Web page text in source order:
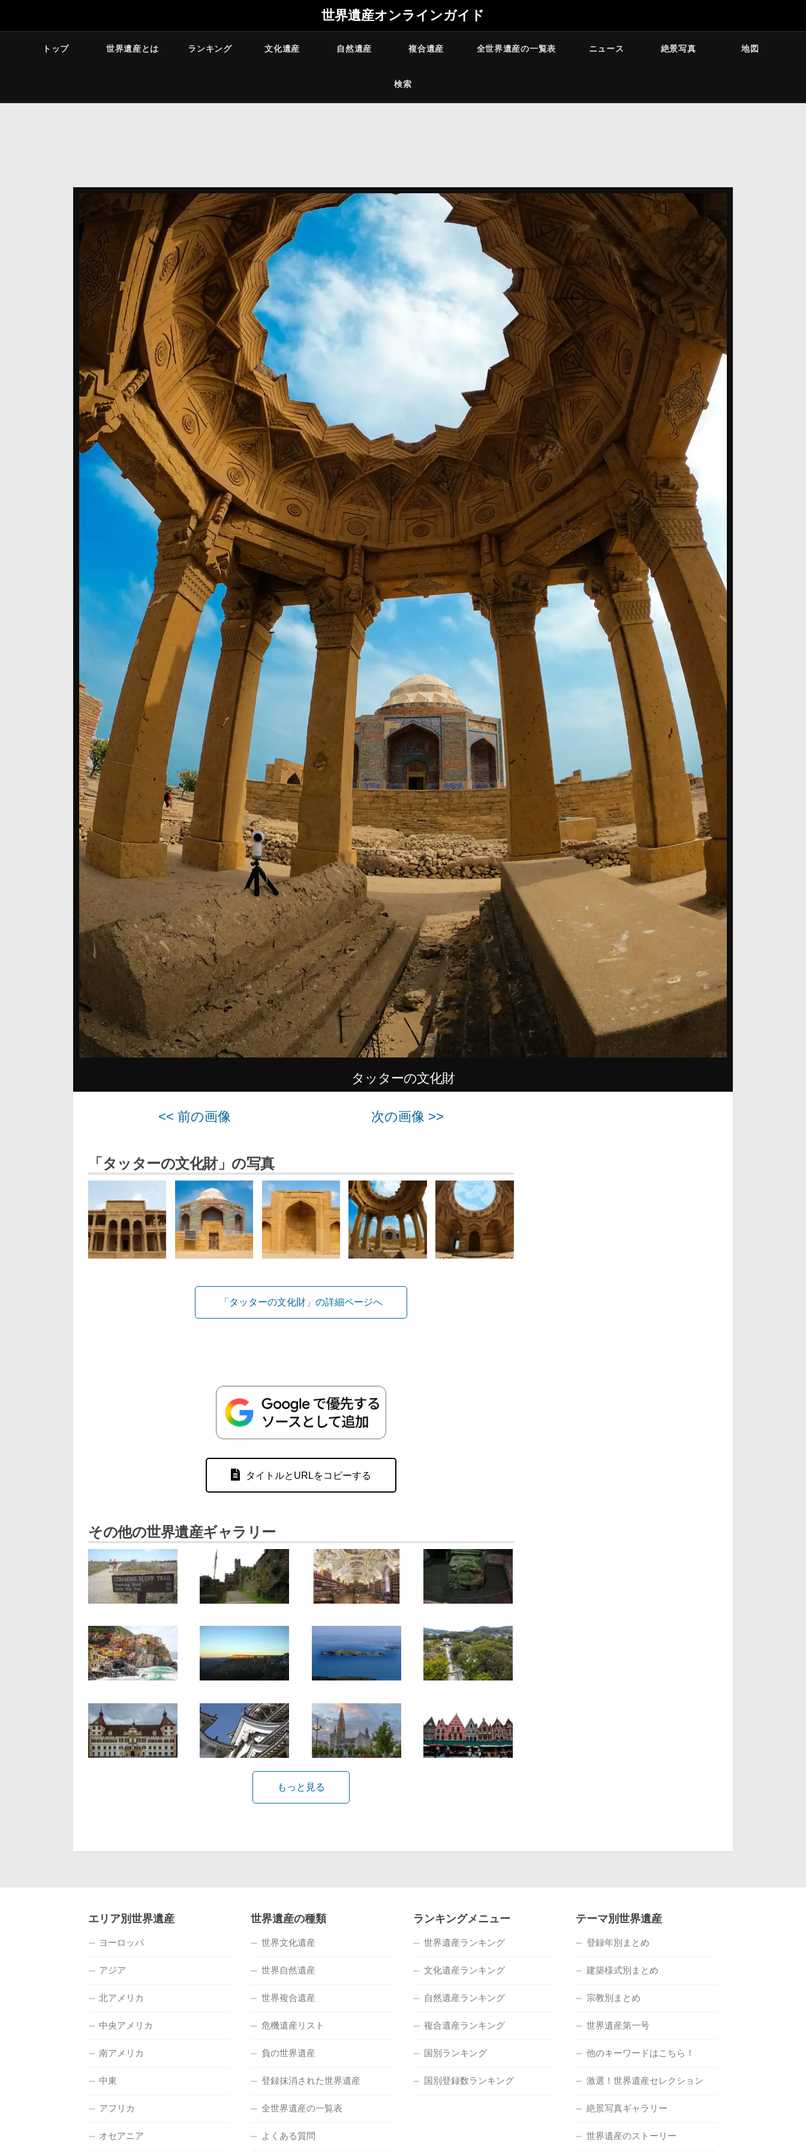
世界遺産オンラインガイド
トップ 世界遺産とは ランキング 文化遺産 自然遺産 複合遺産 全世界遺産の一覧表 ニュース 絶景写真 地図
検索
タッターの文化財
<< 前の画像 次の画像 >>
「タッターの文化財」の写真
「タッターの文化財」の詳細ページへ
タイトルとURLをコピーする
その他の世界遺産ギャラリー
もっと見る
エリア別世界遺産
ヨーロッパ
アジア
北アメリカ
中央アメリカ
南アメリカ
中東
アフリカ
オセアニア
世界遺産の種類
世界文化遺産
世界自然遺産
世界複合遺産
危機遺産リスト
負の世界遺産
登録抹消された世界遺産
全世界遺産の一覧表
よくある質問
ランキングメニュー
世界遺産ランキング
文化遺産ランキング
自然遺産ランキング
複合遺産ランキング
国別ランキング
国別登録数ランキング
テーマ別世界遺産
登録年別まとめ
建築様式別まとめ
宗教別まとめ
世界遺産第一号
他のキーワードはこちら！
激選！世界遺産セレクション
絶景写真ギャラリー
世界遺産のストーリー